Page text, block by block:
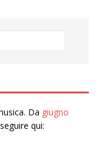
Da giugno
qui: